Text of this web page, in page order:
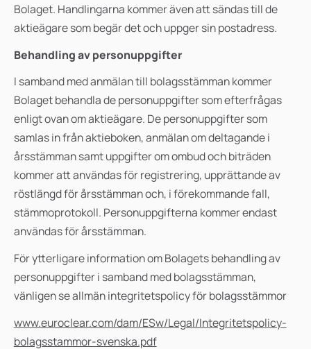
Bolaget. Handlingarna kommer även att sändas till de
aktieägare som begär det och uppger sin postadress.
Behandling av personuppgifter
I samband med anmälan till bolagsstämman kommer
Bolaget behandla de personuppgifter som efterfrågas
enligt ovan om aktieägare. De personuppgifter som
samlas in från aktieboken, anmälan om deltagande i
årsstämman samt uppgifter om ombud och biträden
kommer att användas för registrering, upprättande av
röstlängd för årsstämman och, i förekommande fall,
stämmoprotokoll. Personuppgifterna kommer endast
användas för årsstämman.
För ytterligare information om Bolagets behandling av
personuppgifter i samband med bolagsstämman,
vänligen se allmän integritetspolicy för bolagsstämmor
www.euroclear.com/dam/ESw/Legal/Integritetspolicy-
bolagsstammor-svenska.pdf